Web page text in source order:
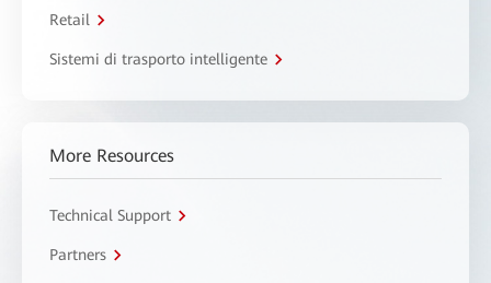
Retail
Sistemi di trasporto intelligente
More Resources
Technical Support
Partners